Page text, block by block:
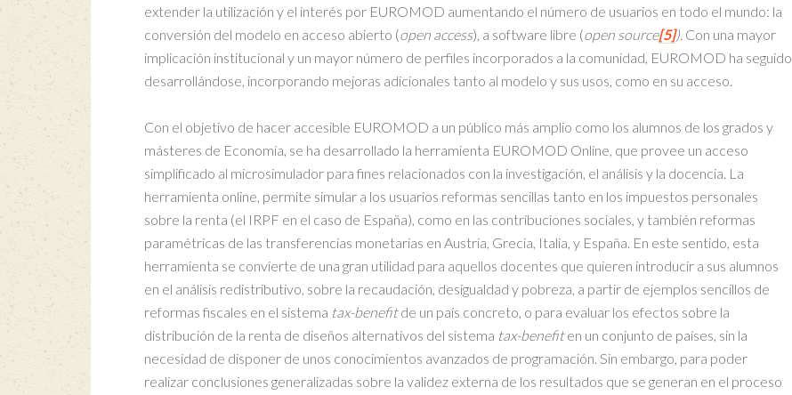
extender la utilización y el interés por EUROMOD aumentando el número de usuarios en todo el mundo: la
conversión del modelo en acceso abierto (open access), a software libre (open source[5]). Con una mayor
implicación institucional y un mayor número de perfiles incorporados a la comunidad, EUROMOD ha seguido
desarrollándose, incorporando mejoras adicionales tanto al modelo y sus usos, como en su acceso.
Con el objetivo de hacer accesible EUROMOD a un público más amplio como los alumnos de los grados y
másteres de Economía, se ha desarrollado la herramienta EUROMOD Online, que provee un acceso
simplificado al microsimulador para fines relacionados con la investigación, el análisis y la docencia. La
herramienta online, permite simular a los usuarios reformas sencillas tanto en los impuestos personales
sobre la renta (el IRPF en el caso de España), como en las contribuciones sociales, y también reformas
paramétricas de las transferencias monetarias en Austria, Grecia, Italia, y España. En este sentido, esta
herramienta se convierte de una gran utilidad para aquellos docentes que quieren introducir a sus alumnos
en el análisis redistributivo, sobre la recaudación, desigualdad y pobreza, a partir de ejemplos sencillos de
reformas fiscales en el sistema tax-benefitde un país concreto, o para evaluar los efectos sobre la
distribución de la renta de diseños alternativos del sistema tax-benefiten un conjunto de países, sin la
necesidad de disponer de unos conocimientos avanzados de programación. Sin embargo, para poder
realizar conclusiones generalizadas sobre la validez externa de los resultados que se generan en el proceso